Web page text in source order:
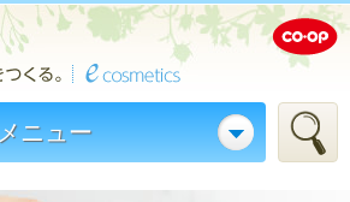
メニュー